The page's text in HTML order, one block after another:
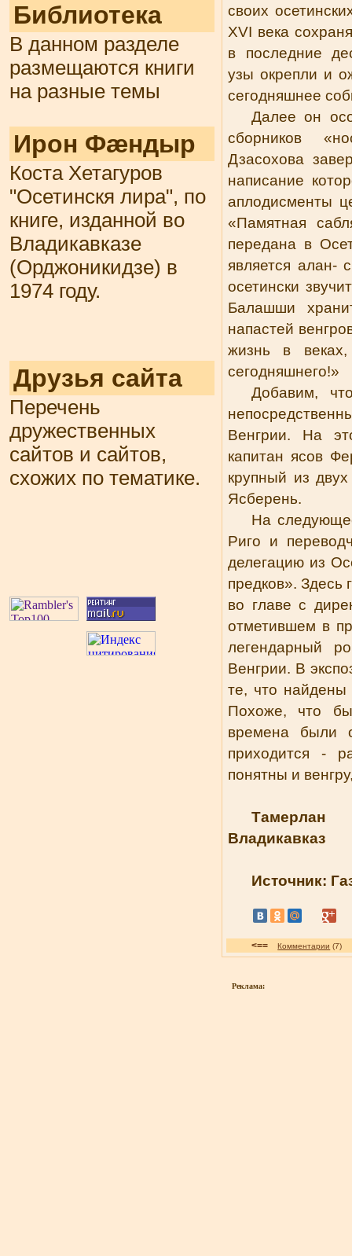
Библиотека
В данном разделе
размещаются книги
на разные темы
Ирон Фæндыр
Коста Хетагуров
"Осетинскя лира", по
книге, изданной во
Владикавказе
(Орджоникидзе) в
1974 году.
Друзья сайта
Перечень
дружественных
сайтов и сайтов,
схожих по тематике.
своих
XVI века
в последние
узы окрепли и
сегодняшнее
Далее он
сборников
Дзасохова
написание
аплодисменты
«Памятная
передана в
является алан-
осетински
Балашши
напастей
жизнь в
сегодняшнего!»
Добавим,
Венгрии. На
капитан ясов
крупный из
Ясберень.
На
Риго и
делегацию из
предков». Здесь
во главе с
отметившем в
легендарный
Венгрии. В
те, что найдены
Похоже, что
времена были
приходится -
понятны и
Тамерлан
Владикавказ
Источник:
<== Комментарии
Реклама: